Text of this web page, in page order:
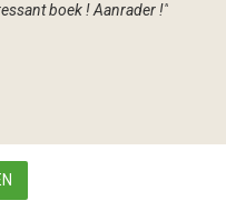
boek ! Aanrader !"